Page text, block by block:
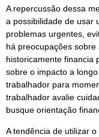
A repercussão dessa
a possibilidade de usar
problemas urgentes,
há preocupações
historicamente financia
sobre o impacto a
trabalhador para
trabalhador avalie
busque orientação
A tendência de utilizar